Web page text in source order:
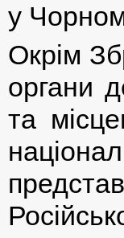
у
Окрім
органи
та